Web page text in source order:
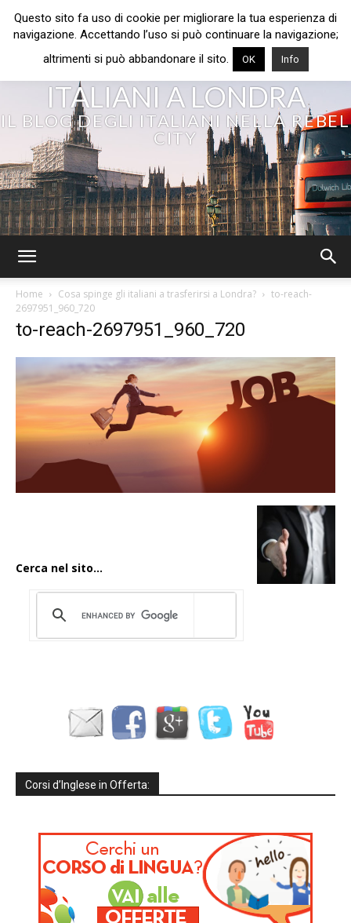
ITALIANI A LONDRA
IL BLOG DEGLI ITALIANI NELLA REBEL
CITY
Home Cosa spinge gli italiani a trasferirsi a Londra?
to-reach-
2697951_960_720
to-reach-2697951_960_720
Cerca nel sito...
Corsi d’Inglese in Offerta:
Questo sito fa uso di cookie per migliorare la tua esperienza di
navigazione. Accettando l’uso si può continuare la navigazione;
altrimenti si può abbandonare il sito.
OK Info